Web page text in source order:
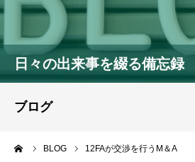
日々の出来事を綴る備忘録
ブログ
BLOG 12FAが交渉を行うM＆A
事業内容
スモールM&Aの詳細